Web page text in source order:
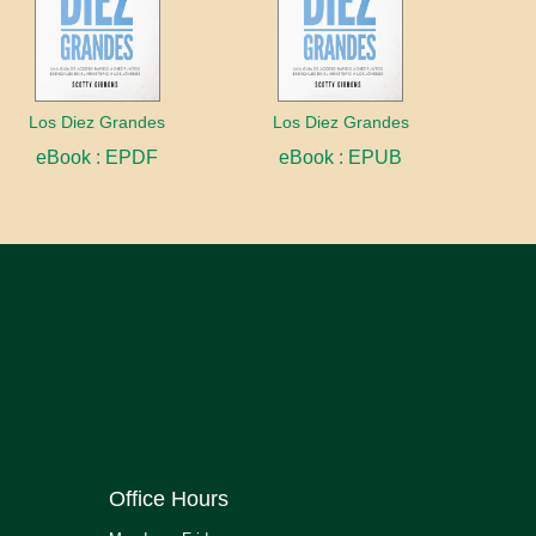
Los Diez Grandes
eBook : EPDF
Los Diez Grandes
eBook : EPUB
Office Hours